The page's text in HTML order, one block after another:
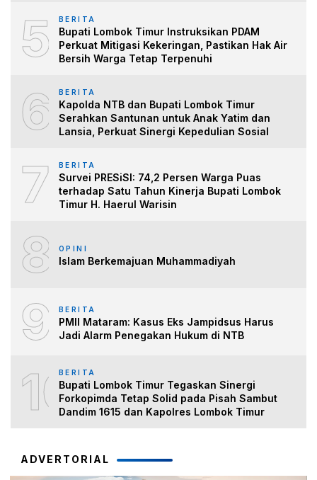
5 BERITA
Bupati Lombok Timur Instruksikan PDAM
Perkuat Mitigasi Kekeringan, Pastikan Hak Air
Bersih Warga Tetap Terpenuhi
6 BERITA
Kapolda NTB dan Bupati Lombok Timur
Serahkan Santunan untuk Anak Yatim dan
Lansia, Perkuat Sinergi Kepedulian Sosial
7 BERITA
Survei PRESiSI: 74,2 Persen Warga Puas
terhadap Satu Tahun Kinerja Bupati Lombok
Timur H. Haerul Warisin
8 OPINI
Islam Berkemajuan Muhammadiyah
9 BERITA
PMII Mataram: Kasus Eks Jampidsus Harus
Jadi Alarm Penegakan Hukum di NTB
10BERITA
Bupati Lombok Timur Tegaskan Sinergi
Forkopimda Tetap Solid pada Pisah Sambut
Dandim 1615 dan Kapolres Lombok Timur
ADVERTORIAL